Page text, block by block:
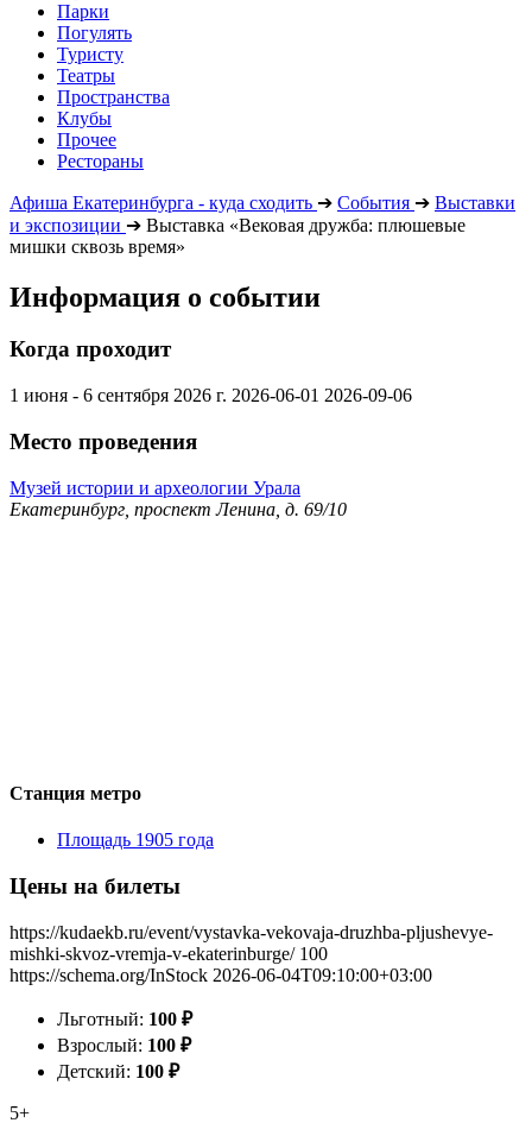
Парки
Погулять
Туристу
Театры
Пространства
Клубы
Прочее
Рестораны
Афиша Екатеринбурга - куда сходить ➔ События ➔ Выставки
и экспозиции ➔ Выставка «Вековая дружба: плюшевые
мишки сквозь время»
Информация о событии
Когда проходит
1 июня - 6 сентября 2026 г. 2026-06-01 2026-09-06
Место проведения
Музей истории и археологии Урала
Екатеринбург, проспект Ленина, д. 69/10
Станция метро
Площадь 1905 года
Цены на билеты
https://kudaekb.ru/event/vystavka-vekovaja-druzhba-pljushevye-
mishki-skvoz-vremja-v-ekaterinburge/ 100
https://schema.org/InStock 2026-06-04T09:10:00+03:00
Льготный: 100 ₽
Взрослый: 100 ₽
Детский: 100 ₽
5+